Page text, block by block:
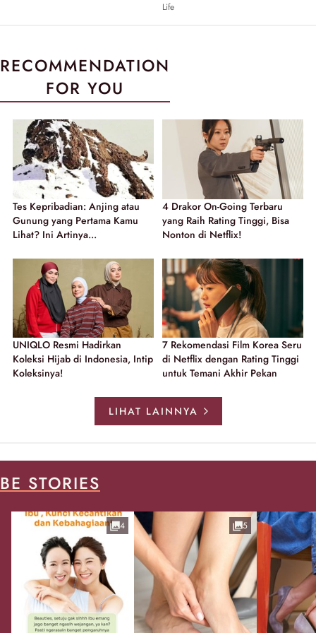
Life
RECOMMENDATION
FOR YOU
Tes Kepribadian: Anjing atau
Gunung yang Pertama Kamu
Lihat? Ini Artinya...
4 Drakor On-Going Terbaru
yang Raih Rating Tinggi, Bisa
Nonton di Netflix!
UNIQLO Resmi Hadirkan
Koleksi Hijab di Indonesia, Intip
Koleksinya!
7 Rekomendasi Film Korea Seru
di Netflix dengan Rating Tinggi
untuk Temani Akhir Pekan
LIHAT LAINNYA
BE STORIES
4 5